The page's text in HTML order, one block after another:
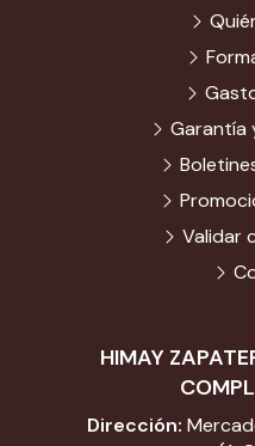
HIMAY
Dirección:
Garantía
Validar